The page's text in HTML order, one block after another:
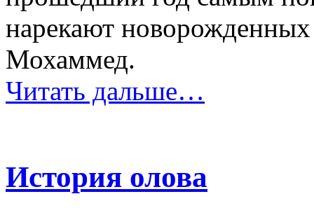
нарекают
Мохаммед.
Читать дальше…
История олова